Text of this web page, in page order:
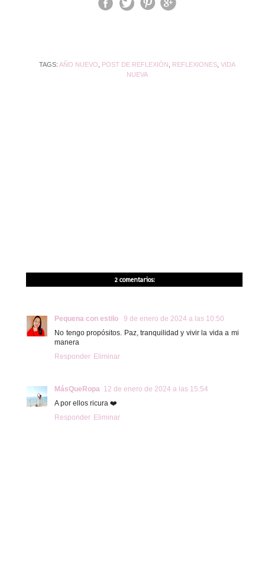
TAGS: AÑO NUEVO POST DE REFLEXIÓN REFLEXIONES, VIDA
NUEVA
2 comentarios:
Pequena con estilo
9 de enero de 2024 a las 10:50
No tengo propósitos. Paz, tranquilidad y vivir la vida a mi
manera
Responder Eliminar
MásQueRopa 12 de enero de 2024 a las 15:54
A por ellos ricura ❤️
Responder Eliminar